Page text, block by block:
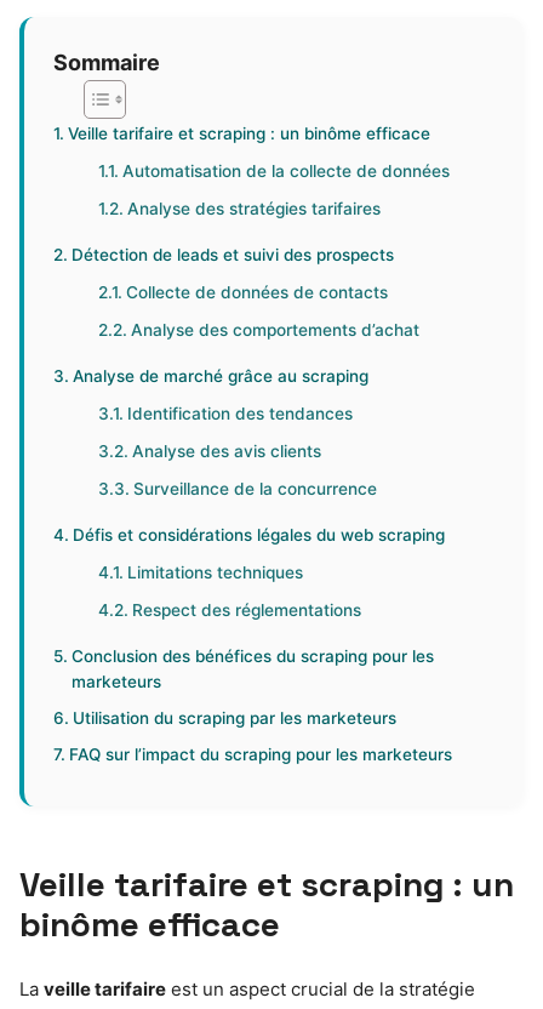
Sommaire
Veille tarifaire et scraping : un binôme efficace
Automatisation de la collecte de données
Analyse des stratégies tarifaires
Détection de leads et suivi des prospects
Collecte de données de contacts
Analyse des comportements d’achat
Analyse de marché grâce au scraping
Identification des tendances
Analyse des avis clients
Surveillance de la concurrence
Défis et considérations légales du web scraping
Limitations techniques
Respect des réglementations
Conclusion des bénéfices du scraping pour les
marketeurs
Utilisation du scraping par les marketeurs
FAQ sur l’impact du scraping pour les marketeurs
Veille tarifaire et scraping : un
binôme efficace
La veille tarifaire est un aspect crucial de la stratégie